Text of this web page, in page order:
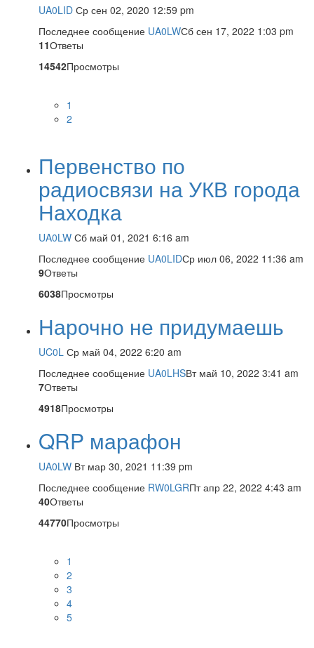
UA0LID Ср сен 02, 2020 12:59 pm
Последнее сообщение UA0LWСб сен 17, 2022 1:03 pm
11Ответы
14542Просмотры
1
2
Первенство по
радиосвязи на УКВ города
Находка
UA0LW Сб май 01, 2021 6:16 am
Последнее сообщение UA0LIDСр июл 06, 2022 11:36 am
9Ответы
6038Просмотры
Нарочно не придумаешь
UC0L Ср май 04, 2022 6:20 am
Последнее сообщение UA0LHSВт май 10, 2022 3:41 am
7Ответы
4918Просмотры
QRP марафон
UA0LW Вт мар 30, 2021 11:39 pm
Последнее сообщение RW0LGRПт апр 22, 2022 4:43 am
40Ответы
44770Просмотры
1
2
3
4
5